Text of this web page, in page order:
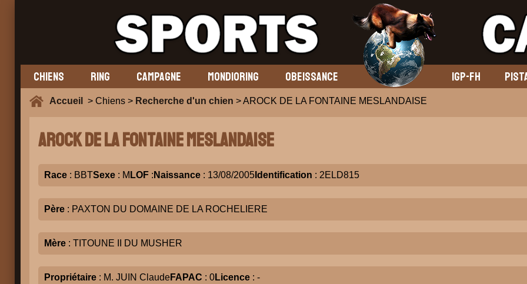
CHIENS RING CAMPAGNE MONDIORING OBEISSANCE IGP-FH
Accueil > Chiens > Recherche d'un chien > AROCK DE LA FONTAINE MESLANDAISE
AROCK DE LA FONTAINE MESLANDAISE
Race : BBTSexe : M LOF : Naissance : 13/08/2005 Identification : 2ELD815
Père : PAXTON DU DOMAINE DE LA ROCHELIERE
Mère : TITOUNE II DU MUSHER
Propriétaire : M. JUIN ClaudeFAPAC : 0Licence : -